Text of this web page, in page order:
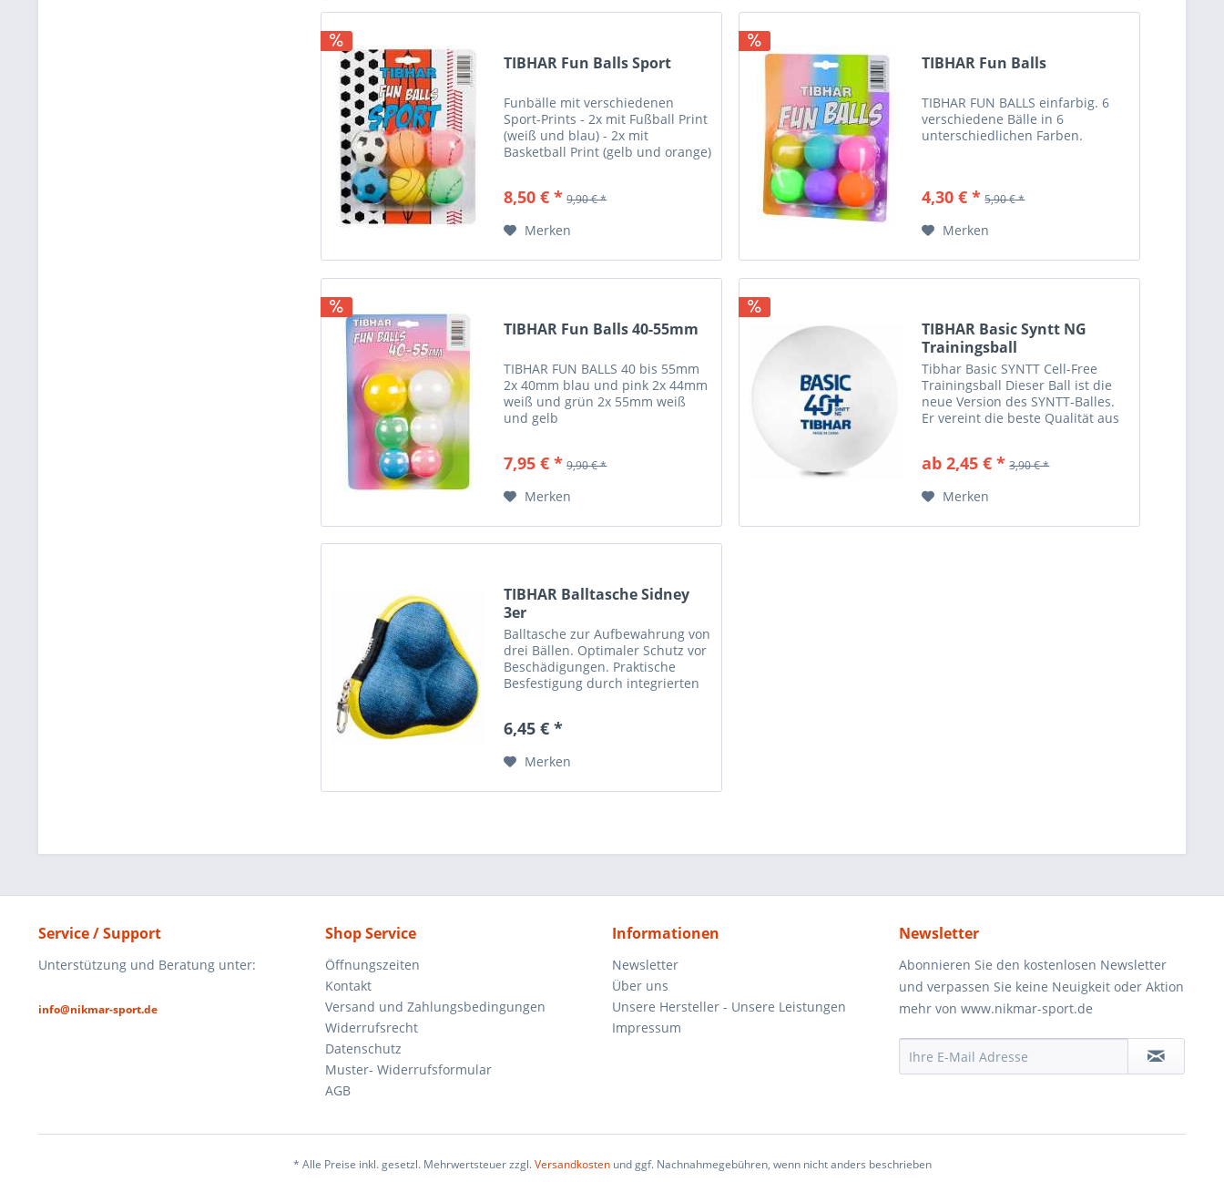
TIBHAR Fun Balls Sport
Funbälle mit verschiedenen
Sport-Prints - 2x mit Fußball Print
(weiß und blau) - 2x mit
Basketball Print (gelb und orange)
8,50 € * 9,90 € *
Merken
TIBHAR Fun Balls
TIBHAR FUN BALLS einfarbig. 6
verschiedene Bälle in 6
unterschiedlichen Farben.
4,30 € * 5,90 € *
Merken
TIBHAR Fun Balls 40-55mm
TIBHAR FUN BALLS 40 bis 55mm
2x 40mm blau und pink 2x 44mm
weiß und grün 2x 55mm weiß
und gelb
7,95 € * 9,90 € *
Merken
TIBHAR Basic Syntt NG
Trainingsball
Tibhar Basic SYNTT Cell-Free
Trainingsball Dieser Ball ist die
neue Version des SYNTT-Balles.
Er vereint die beste Qualität aus
Bälle bieten einen hohen,
bei...
ab 2,45 € * 3,90 € *
Merken
TIBHAR Balltasche Sidney
3er
Balltasche zur Aufbewahrung von
drei Bällen. Optimaler Schutz vor
Beschädigungen. Praktische
Besfestigung durch integrierten
100% Polyester Größe: 9,5 x 4,3 x
6,45 € *
Merken
Service / Support
Unterstützung und Beratung unter:
info@nikmar-sport.de
Shop Service
Öffnungszeiten
Kontakt
Versand und Zahlungsbedingungen
Widerrufsrecht
Datenschutz
Muster- Widerrufsformular
AGB
Informationen
Newsletter
Über uns
Unsere Hersteller - Unsere Leistungen
Impressum
Newsletter
Abonnieren Sie den kostenlosen Newsletter
und verpassen Sie keine Neuigkeit oder Aktion
mehr von www.nikmar-sport.de
* Alle Preise inkl. gesetzl. Mehrwertsteuer zzgl.Versandkostenund ggf. Nachnahmegebühren, wenn nicht anders beschrieben